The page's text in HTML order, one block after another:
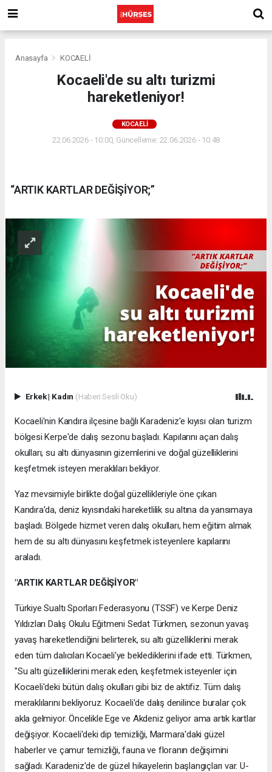
Anasayfa KOCAELİ
Kocaeli'de su altı turizmi
hareketleniyor!
KOCAELİ
22.06.2026 - 10:00, Güncelleme: 22.06.2026 - 10:48
“ARTIK KARTLAR DEĞİŞİYOR;”
Erkek| Kadın (Haberi Sesli Oku)
Kocaeli'nin Kandıra ilçesine bağlı Karadeniz'e kıyısı olan turizm
bölgesi Kerpe'de dalış sezonu başladı. Kapılarını açan dalış
okulları, su altı dünyasının gizemlerini ve doğal güzelliklerini
keşfetmek isteyen meraklıları bekliyor.
Yaz mevsimiyle birlikte doğal güzellikleriyle öne çıkan
Kandıra'da, deniz kıyısındaki hareketlilik su altına da yansımaya
başladı. Bölgede hizmet veren dalış okulları, hem eğitim almak
hem de su altı dünyasını keşfetmek isteyenlere kapılarını
araladı.
"ARTIK KARTLAR DEĞİŞİYOR"
Türkiye Sualtı Sporları Federasyonu (TSSF) ve Kerpe Deniz
Yıldızları Dalış Okulu Eğitmeni Sedat Türkmen, sezonun yavaş
yavaş hareketlendiğini belirterek, su altı güzelliklerini merak
eden tüm dalıcıları Kocaeli'ye beklediklerini ifade etti. Türkmen,
"Su altı güzelliklerini merak eden, keşfetmek isteyenler için
Kocaeli'deki bütün dalış okulları gibi biz de aktifiz. Tüm dalış
meraklılarını bekliyoruz. Kocaeli'de dalış denilince buralar çok
akla gelmiyor. Öncelikle Ege ve Akdeniz geliyor ama artık kartlar
değişiyor. Kocaeli'deki dip temizliği, Marmara'daki güzel
haberler ve çamur temizliği, fauna ve floranın değişimini
sağladı. Karadeniz'de de güzel hikayelerin başlangıçları var. U-